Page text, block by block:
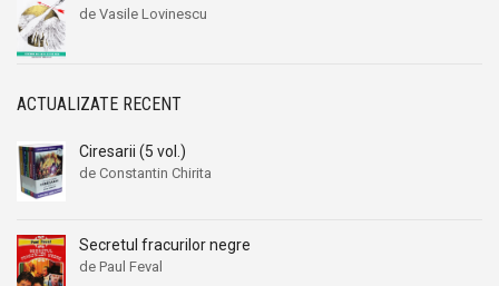
de Vasile Lovinescu
ACTUALIZATE RECENT
Ciresarii (5 vol.)
de Constantin Chirita
Secretul fracurilor negre
de Paul Feval